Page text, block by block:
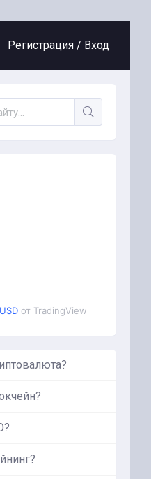
Регистрация / Вход
от TradingView